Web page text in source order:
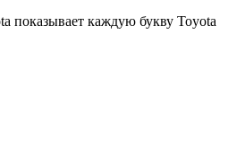
показывает каждую букву Toyota